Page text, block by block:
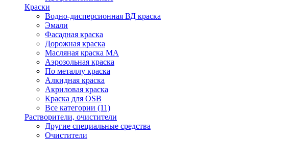
Краски
Водно-дисперсионная ВД краска
Эмали
Фасадная краска
Дорожная краска
Масляная краска МА
Аэрозольная краска
По металлу краска
Алкидная краска
Акриловая краска
Краска для OSB
Все категории (11)
Растворители, очистители
Другие специальные средства
Очистители